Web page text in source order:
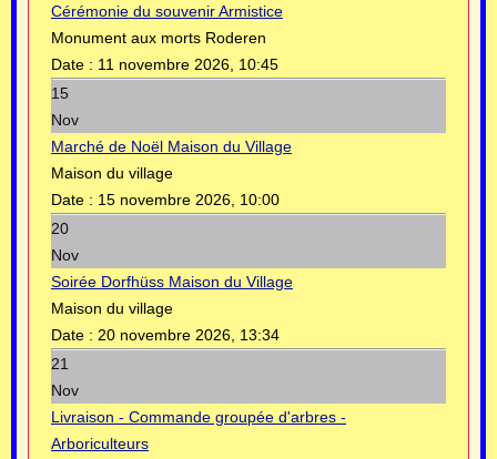
Cérémonie du souvenir Armistice
Monument aux morts Roderen
Date : 11 novembre 2026, 10:45
15
Nov
Marché de Noël Maison du Village
Maison du village
Date : 15 novembre 2026, 10:00
20
Nov
Soirée Dorfhüss Maison du Village
Maison du village
Date : 20 novembre 2026, 13:34
21
Nov
Livraison - Commande groupée d'arbres -
Arboriculteurs